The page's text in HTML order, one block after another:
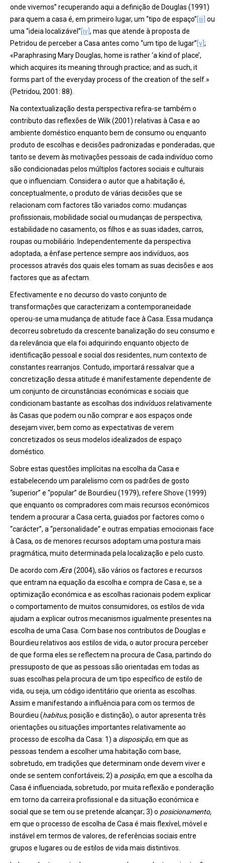
onde vivemos” recuperando aqui a definição de Douglas (1991)
para quem a casa é, em primeiro lugar, um “tipo de espaço” [iii] ou
uma “ideia localizável” [iv] , mas que atende à proposta de
Petridou de perceber a Casa antes como “um tipo de lugar” [v] ;
«Paraphrasing Mary Douglas, home is rather ‘a kind of place’,
which acquires its meaning through practice; and as such, it
forms part of the everyday process of the creation of the self.»
(Petridou, 2001: 88).
Na contextualização desta perspectiva refira-se também o
contributo das reflexões de Wilk (2001) relativas à Casa e ao
ambiente doméstico enquanto bem de consumo ou enquanto
produto de escolhas e decisões padronizadas e ponderadas, que
tanto se devem às motivações pessoais de cada indivíduo como
são condicionadas pelos múltiplos factores sociais e culturais
que o influenciam. Considera o autor que a habitação é,
conceptualmente, o produto de várias decisões que se
relacionam com factores tão variados como: mudanças
profissionais, mobilidade social ou mudanças de perspectiva,
estabilidade no casamento, os filhos e as suas idades, carros,
roupas ou mobiliário. Independentemente da perspectiva
adoptada, a ênfase pertence sempre aos indivíduos, aos
processos através dos quais eles tomam as suas decisões e aos
factores que as afectam.
Efectivamente e no decurso do vasto conjunto de
transformações que caracterizam a contemporaneidade
operou-se uma mudança de atitude face à Casa. Essa mudança
decorreu sobretudo da crescente banalização do seu consumo e
da relevância que ela foi adquirindo enquanto objecto de
identificação pessoal e social dos residentes, num contexto de
constantes rearranjos. Contudo, importará ressalvar que a
concretização dessa atitude é manifestamente dependente de
um conjunto de circunstâncias económicas e sociais que
condicionam bastante as escolhas dos indivíduos relativamente
às Casas que podem ou não comprar e aos espaços onde
desejam viver, bem como as expectativas de verem
concretizados os seus modelos idealizados de espaço
doméstico.
Sobre estas questões implícitas na escolha da Casa e
estabelecendo um paralelismo com os padrões de gosto
“superior” e “popular” de Bourdieu (1979), refere Shove (1999)
que enquanto os compradores com mais recursos económicos
tendem a procurar a Casa certa, guiados por factores como o
“carácter”, a “personalidade” e outras empatias emocionais face
à Casa, os de menores recursos adoptam uma postura mais
pragmática, muito determinada pela localização e pelo custo.
De acordo com Ærø (2004), são vários os factores e recursos
que entram na equação da escolha e compra de Casa e, se a
optimização económica e as escolhas racionais podem explicar
o comportamento de muitos consumidores, os estilos de vida
ajudam a explicar outros mecanismos igualmente presentes na
escolha de uma Casa. Com base nos contributos de Douglas e
Bourdieu relativos aos estilos de vida, o autor procura perceber
de que forma eles se reflectem na procura de Casa, partindo do
pressuposto de que as pessoas são orientadas em todas as
suas escolhas pela procura de um tipo específico de estilo de
vida, ou seja, um código identitário que orienta as escolhas.
Assim e manifestando a influência para com os termos de
Bourdieu (habitus, posição e distinção), o autor apresenta três
orientações ou situações importantes relativamente ao
processo de escolha da Casa: 1) a disposição, em que as
pessoas tendem a escolher uma habitação com base,
sobretudo, em tradições que determinam onde devem viver e
onde se sentem confortáveis; 2) a posição, em que a escolha da
Casa é influenciada, sobretudo, por muita reflexão e ponderação
em torno da carreira profissional e da situação económica e
social que se tem ou se pretende alcançar; 3) o posicionamento,
em que o processo de escolha de Casa é mais flexível, móvel e
instável em termos de valores, de referências sociais entre
grupos e lugares ou de estilos de vida mais distintivos.